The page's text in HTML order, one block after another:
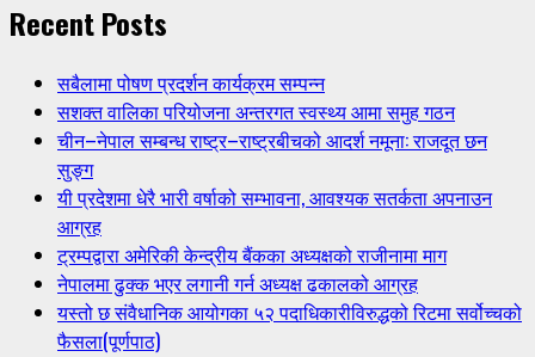
Recent Posts
सबैलामा पोषण प्रदर्शन कार्यक्रम सम्पन्न
सशक्त वालिका परियोजना अन्तरगत स्वस्थ्य आमा समुह गठन
चीन–नेपाल सम्बन्ध राष्ट्र–राष्ट्रबीचको आदर्श नमूना: राजदूत छन
सुङ्ग
यी प्रदेशमा धेरै भारी वर्षाको सम्भावना, आवश्यक सतर्कता अपनाउन
आग्रह
ट्रम्पद्वारा अमेरिकी केन्द्रीय बैंकका अध्यक्षको राजीनामा माग
नेपालमा ढुक्क भएर लगानी गर्न अध्यक्ष ढकालको आग्रह
यस्तो छ संवैधानिक आयोगका ५२ पदाधिकारीविरुद्धको रिटमा सर्वोच्चको
फैसला(पूर्णपाठ)